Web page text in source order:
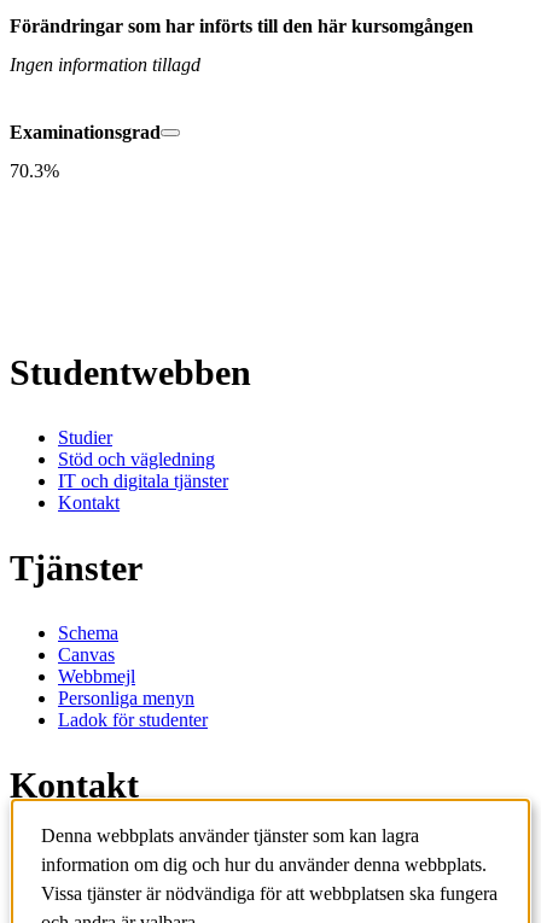
Förändringar som har införts till den här kursomgången
Ingen information tillagd
Examinationsgrad
70.3%
Studentwebben
Studier
Stöd och vägledning
IT och digitala tjänster
Kontakt
Tjänster
Schema
Canvas
Webbmejl
Personliga menyn
Ladok för studenter
Kontakt
Kontakta utbildningsprogram
Kontakta kurs
IT-support
KTH Entré
Denna webbplats använder tjänster som kan lagra
information om dig och hur du använder denna webbplats.
Vissa tjänster är nödvändiga för att webbplatsen ska fungera